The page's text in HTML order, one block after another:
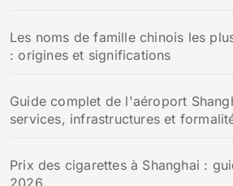
Les noms de famille chinois les
: origines et significations
Guide complet de l'aéroport
services, infrastructures et
Prix des cigarettes à Shanghai :
2026